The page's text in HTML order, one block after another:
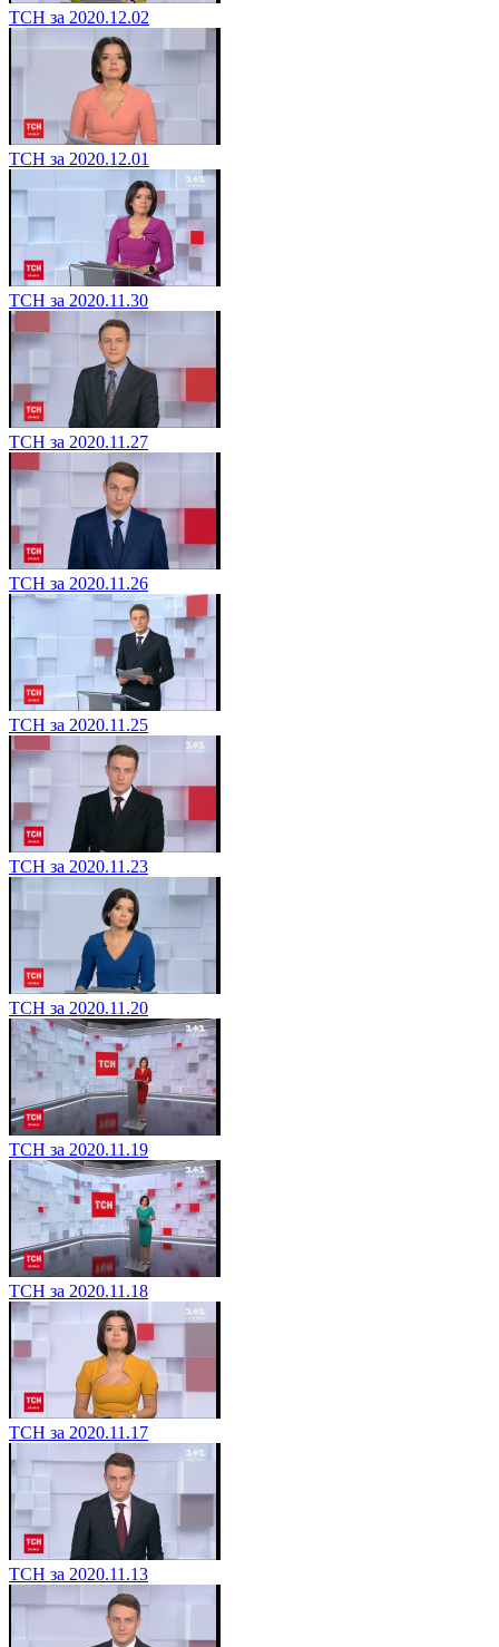
ТСН за 2020.12.02
ТСН за 2020.12.01
ТСН за 2020.11.30
ТСН за 2020.11.27
ТСН за 2020.11.26
ТСН за 2020.11.25
ТСН за 2020.11.23
ТСН за 2020.11.20
ТСН за 2020.11.19
ТСН за 2020.11.18
ТСН за 2020.11.17
ТСН за 2020.11.13